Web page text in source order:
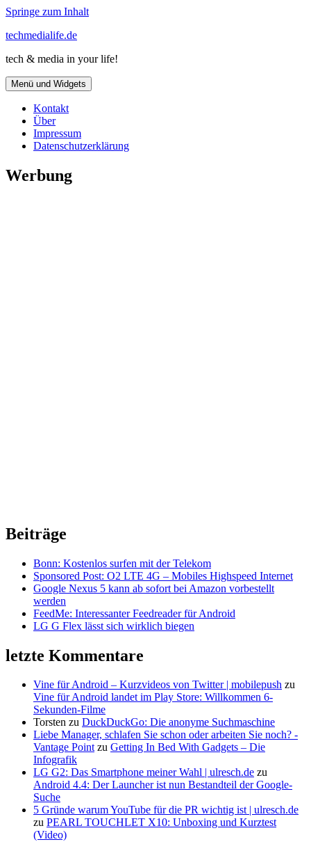
Springe zum Inhalt
techmedialife.de
tech & media in your life!
Menü und Widgets
Kontakt
Über
Impressum
Datenschutzerklärung
Werbung
Beiträge
Bonn: Kostenlos surfen mit der Telekom
Sponsored Post: O2 LTE 4G – Mobiles Highspeed Internet
Google Nexus 5 kann ab sofort bei Amazon vorbestellt
werden
FeedMe: Interessanter Feedreader für Android
LG G Flex lässt sich wirklich biegen
letzte Kommentare
Vine für Android – Kurzvideos von Twitter | mobilepush zu
Vine für Android landet im Play Store: Willkommen 6-
Sekunden-Filme
Torsten zu DuckDuckGo: Die anonyme Suchmaschine
Liebe Manager, schlafen Sie schon oder arbeiten Sie noch? -
Vantage Pointzu Getting In Bed With Gadgets – Die
Infografik
LG G2: Das Smartphone meiner Wahl | ulresch.de zu
Android 4.4: Der Launcher ist nun Bestandteil der Google-
Suche
5 Gründe warum YouTube für die PR wichtig ist | ulresch.de
zu PEARL TOUCHLET X10: Unboxing und Kurztest
(Video)